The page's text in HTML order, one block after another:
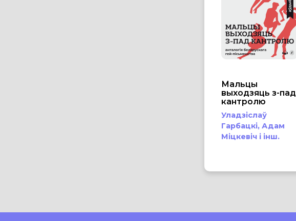
Мальцы
выходзяць з-пад
кантролю
Уладзіслаў
Гарбацкі, Адам
Міцкевіч і інш.